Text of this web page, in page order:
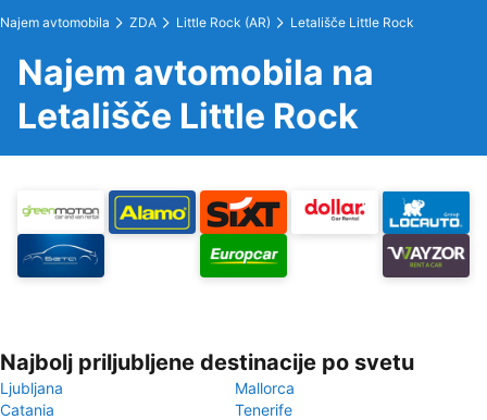
Najem avtomobila ZDA Little Rock (AR) Letališče Little Rock
Najem avtomobila na
Letališče Little Rock
Najbolj priljubljene destinacije po svetu
Ljubljana
Mallorca
Catania
Tenerife